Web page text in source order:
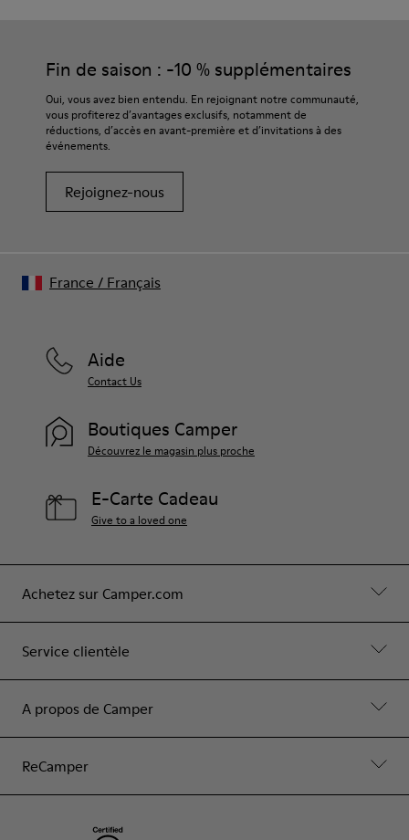
100% Coton
durabilité accrue de vos chaussures.
Pour obtenir des instructions détaillées sur l’entretien de
votre paire de chaussures, consultez notreguide d’entretien
Fin de saison : -10 % supplémentaires
Oui, vous avez bien entendu. En rejoignant notre communauté,
vous profiterez d’avantages exclusifs, notamment de
réductions, d’accès en avant-première et d’invitations à des
événements.
Rejoignez-nous
Achetez sur Camper.com
Service clientèle
A propos de Camper
ReCamper
Aide
Contact Us
Boutiques Camper
Découvrez le magasin plus proche
E-Carte Cadeau
Give to a loved one
France / Français